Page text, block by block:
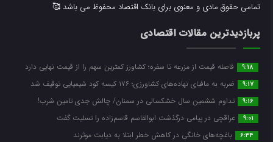
تمامی حقوق مادی و معنوی برای بانک اقتصاد محفوظ می باشد 🥰
پربازدیدترین مقالات اقتصادی
9:18 فاصله قیمت از مزرعه تا سفره؛ کشاورز کمترین سهم را از قیمت نهایی دارد
9:17 ضربه ‌به مافیای نهاده‌های کشاورزی؛ ۱۷۶ کیسه کود شیمیایی توقیف شد
9:16 تداوم ششمین سال خشکسالی در سمنان/ چالش‌ جدی‌ تامین شرب!
9:01 عراقچی در پیامی درگذشت ابوالقاسم قاسم‌زاده را تسلیت گفت
6:34 باغچه‌های خانگی در کاهش خطر ابتلا به دیابت موثرند